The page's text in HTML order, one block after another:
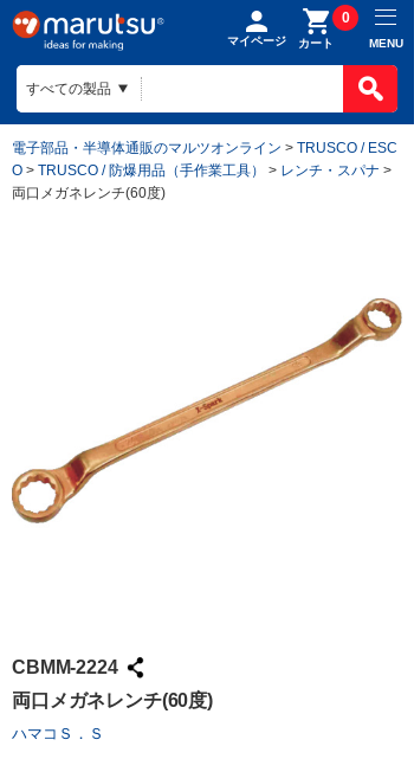
マイページ カート
0
MENU
電子部品・半導体通販のマルツオンライン > TRUSCO / ESC
O > TRUSCO / 防爆用品（手作業工具） > レンチ・スパナ >
両口メガネレンチ(60度)
CBMM-2224
両口メガネレンチ(60度)
ハマコＳ．Ｓ